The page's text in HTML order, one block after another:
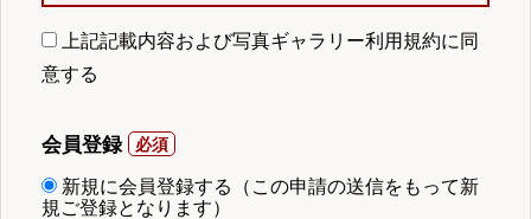
上記記載内容および写真ギャラリー利用規約に同
意する
会員登録
新規に会員登録する（この申請の送信をもって新
規ご登録となります）